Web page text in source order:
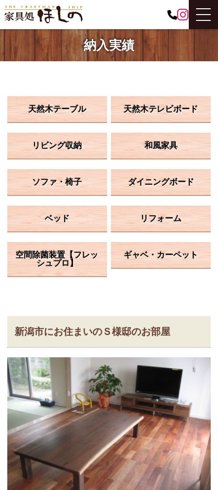
納入実績
天然木テーブル 天然木テレビボード
リビング収納 和風家具
ソファ・椅子 ダイニングボード
ベッド リフォーム
空間除菌装置【フレッ
シュプロ】
ギャベ・カーペット
新潟市にお住まいのＳ様邸のお部屋